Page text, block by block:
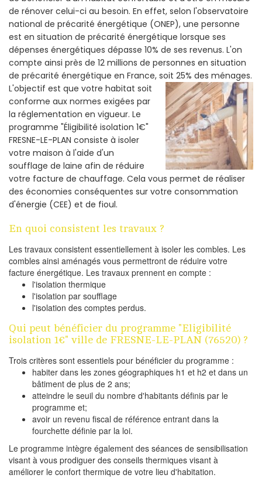
de rénover celui-ci au besoin. En effet, selon l'observatoire
national de précarité énergétique (ONEP), une personne
est en situation de précarité énergétique lorsque ses
dépenses énergétiques dépasse 10% de ses revenus. L'on
compte ainsi près de 12 millions de personnes en situation
de précarité énergétique en France, soit 25% des ménages.
L'objectif est que votre habitat soit
conforme aux normes exigées par
la réglementation en vigueur. Le
programme "Éligibilité isolation 1€"
FRESNE-LE-PLAN consiste à isoler
votre maison à l'aide d'un
soufflage de laine afin de réduire
votre facture de chauffage. Cela vous permet de réaliser
des économies conséquentes sur votre consommation
d'énergie (CEE) et de fioul.
En quoi consistent les travaux ?
Les travaux consistent essentiellement à isoler les combles. Les
combles ainsi aménagés vous permettront de réduire votre
facture énergétique. Les travaux prennent en compte :
l'isolation thermique
l'isolation par soufflage
l'isolation des comptes perdus.
Qui peut bénéficier du programme "Eligibilité
isolation 1€" ville de FRESNE-LE-PLAN (76520) ?
Trois critères sont essentiels pour bénéficier du programme :
habiter dans les zones géographiques h1 et h2 et dans un
bâtiment de plus de 2 ans;
atteindre le seuil du nombre d'habitants définis par le
programme et;
avoir un revenu fiscal de référence entrant dans la
fourchette définie par la loi.
Le programme intègre également des séances de sensibilisation
visant à vous prodiguer des conseils thermiques visant à
améliorer le confort thermique de votre lieu d'habitation.